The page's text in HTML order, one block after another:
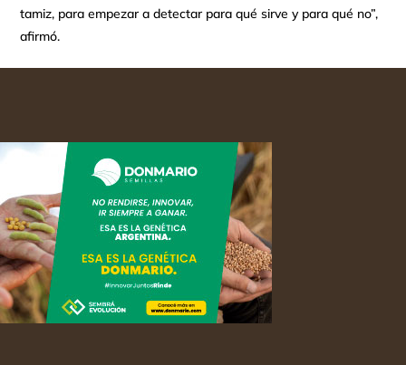
tamiz, para empezar a detectar para qué sirve y para qué no”,
afirmó.